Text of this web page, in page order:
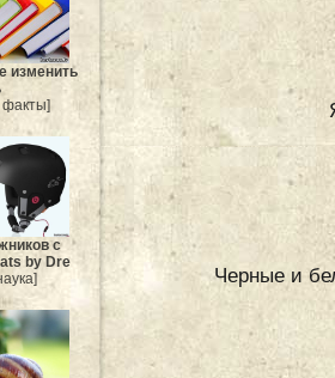
изменить
с
by Dre
Черные и